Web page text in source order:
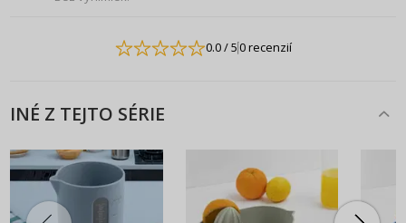
0.0/ 50 recenzií
INÉ Z TEJTO SÉRIE